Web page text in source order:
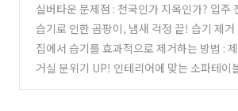
실버타운 문제점 : 천국인가 지옥인가? 입주
꼭 알아야 할 진실
(0)
습기로 인한 곰팡이, 냄새 걱정 끝! 습기 제거
고의 방법
(0)
집에서 습기를 효과적으로 제거하는 방법 :
기의 모든 것
(0)
거실 분위기 UP! 인테리어에 맞는 소파테이